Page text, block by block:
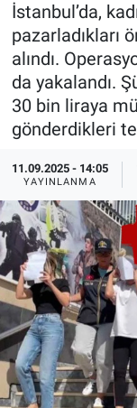
İstanbul’da,
pazarladıkları
alındı.
da yakalandı.
30 bin liraya
gönderdikleri
11.09.2025 - 14:05
YAYINLANMA
Doğa
Dünya
Ege Saati
Eğlence
Ekonomi
Forum
Gerçeğin
Sağlık
Spor
Yayın Akışı
Tüm
Son Dakika
Haber Arşivi